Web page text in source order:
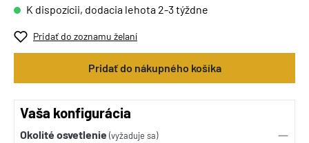
K dispozícii, dodacia lehota 2-3 týždne
Pridať do zoznamu želaní
Pridať do nákupného košíka
Vaša konfigurácia
Okolité osvetlenie (vyžaduje sa)